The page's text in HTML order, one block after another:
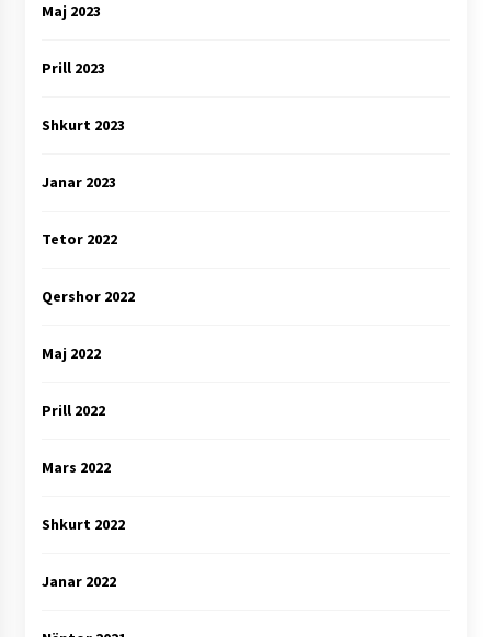
Maj 2023
Prill 2023
Shkurt 2023
Janar 2023
Tetor 2022
Qershor 2022
Maj 2022
Prill 2022
Mars 2022
Shkurt 2022
Janar 2022